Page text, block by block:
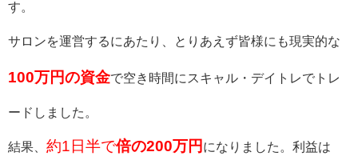
す。
サロンを運営するにあたり、 とりあえず皆様にも現実的な
100万円の資金で空き時間にスキャル・デイトレでトレ
ードしました。
結果、 約1日半で倍の200万円 になりました。 利益は